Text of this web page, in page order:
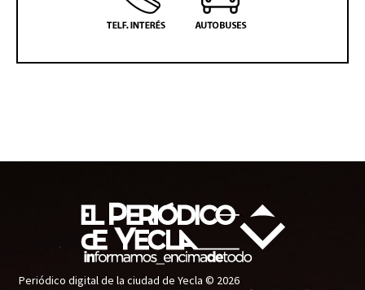
Periódico digital de la ciudad de Yecla © 2026